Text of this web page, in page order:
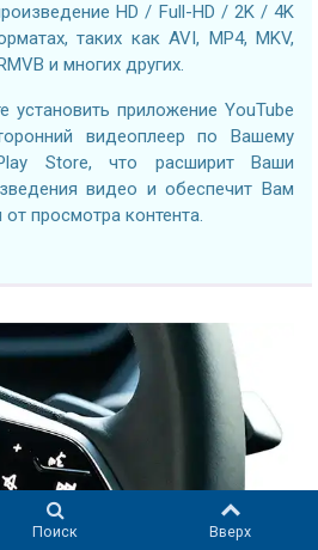
HD / Full-HD / 2K / 4K
таких как AVI, MP4, MKV,
и многих других.
приложение YouTube
видеоплеер по Вашему
Store, что расширит Ваши
видео и обеспечит Вам
просмотра контента.
Поиск Вверх